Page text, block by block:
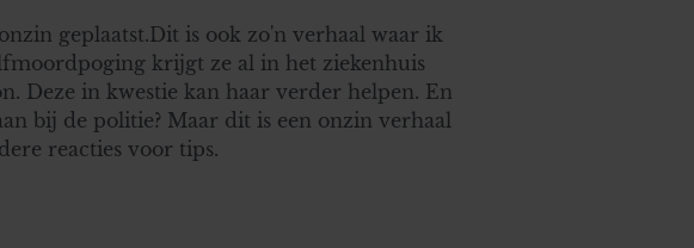
geplaatst.Dit is ook zo'n verhaal waar ik
krijgt ze al in het ziekenhuis
Deze in kwestie kan haar verder helpen. En
bij de politie? Maar dit is een onzin verhaal
reacties voor tips.